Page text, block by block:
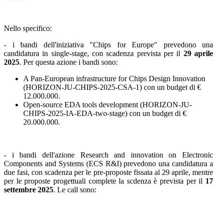
Nello specifico:
- i bandi dell'iniziativa "Chips for Europe" prevedono una
candidatura in single-stage, con scadenza prevista per il 29 aprile
2025. Per questa azione i bandi sono:
A Pan-European infrastructure for Chips Design Innovation
(HORIZON-JU-CHIPS-2025-CSA-1) con un budget di €
12.000.000.
Open-source EDA tools development (HORIZON-JU-
CHIPS-2025-IA-EDA-two-stage) con un budget di €
20.000.000.
- i bandi dell'azione Research and innovation on Electronic
Components and Systems (ECS R&I) prevedono una candidatura a
due fasi, con scadenza per le pre-proposte fissata al 29 aprile, mentre
per le proposte progettuali complete la scdenza è prevista per il 17
settembre 2025. Le call sono: